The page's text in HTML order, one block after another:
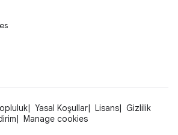
Yasal Koşullar Lisans
Gizlilik
Manage cookies